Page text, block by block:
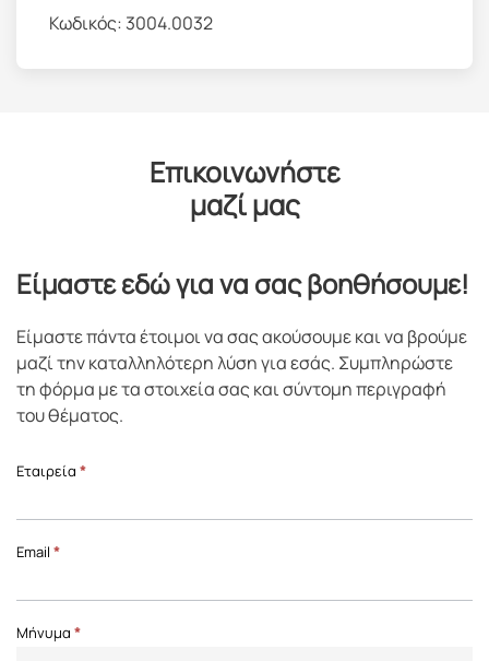
Κωδικός: 3004.0032
Επικοινωνήστε
μαζί μας
Είμαστε εδώ για να σας βοηθήσουμε!
Είμαστε πάντα έτοιμοι να σας ακούσουμε και να βρούμε
μαζί την καταλληλότερη λύση για εσάς. Συμπληρώστε
τη φόρμα με τα στοιχεία σας και σύντομη περιγραφή
του θέματος.
Επικοινωνία
Page
Εταιρεία *
Email *
Μήνυμα *